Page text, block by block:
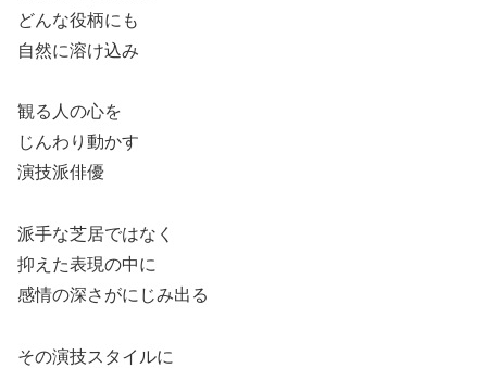
どんな役柄にも
自然に溶け込み
観る人の心を
じんわり動かす
演技派俳優
派手な芝居ではなく
抑えた表現の中に
感情の深さがにじみ出る
その演技スタイルに